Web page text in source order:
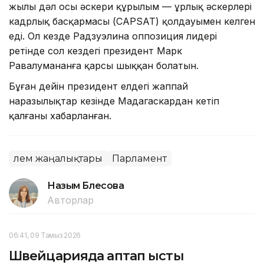
жылы дәл осы әскери құрылым — Құрлық әскерлері
кадрлық басқармасы (CAPSAT) қолдауымен келген
еді. Ол кезде Радзуэлина оппозиция лидері
ретінде сол кездегі президент Марк
Равалумананға қарсы шыққан болатын.
Бұған дейін президент елдегі жаппай
наразылықтар кезінде Мадагаскардан кетіп
қалғаны хабарланған.
Әлем жаңалықтары Парламент
Назым Бөлесова
Авторлар
06:41, 09 Тамыз 2026
Швейцарияда аптап ыстық